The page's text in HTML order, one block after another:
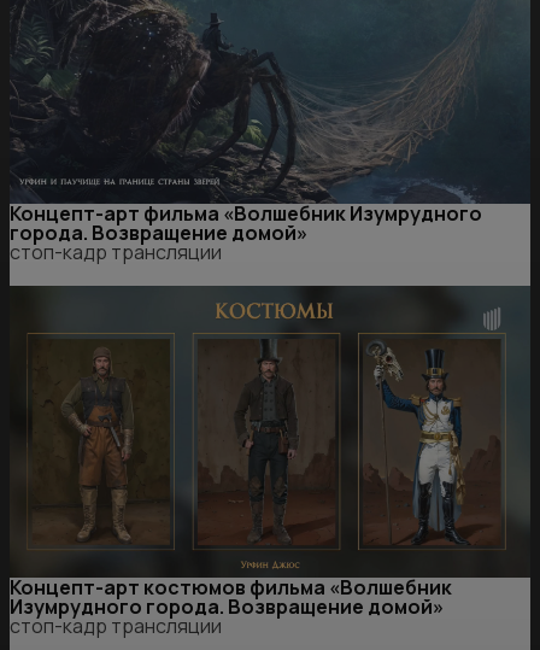
Концепт-арт фильма «Волшебник Изумрудного
города. Возвращение домой»
стоп-кадр трансляции
Концепт-арт костюмов фильма «Волшебник
Изумрудного города. Возвращение домой»
стоп-кадр трансляции